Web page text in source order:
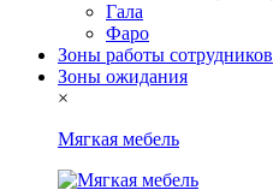
Гала
Фаро
Зоны работы сотрудников
Зоны ожидания
×
Мягкая мебель